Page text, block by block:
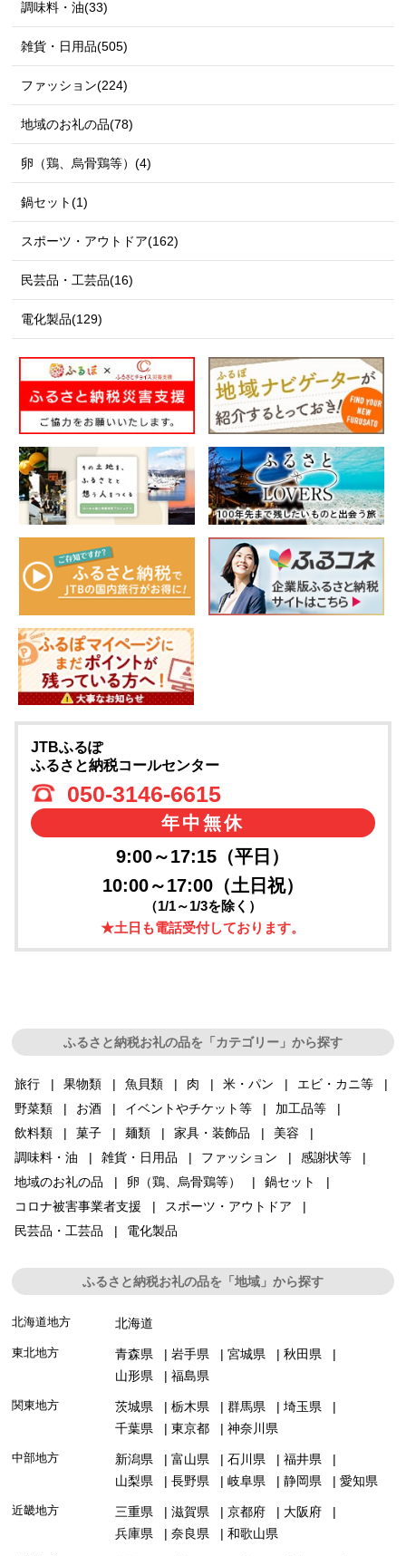
調味料・油(33)
雑貨・日用品(505)
ファッション(224)
地域のお礼の品(78)
卵（鶏、烏骨鶏等）(4)
鍋セット(1)
スポーツ・アウトドア(162)
民芸品・工芸品(16)
電化製品(129)
JTBふるぽ
ふるさと納税コールセンター
050-3146-6615
年中無休
9:00～17:15（平日）
10:00～17:00（土日祝）
（1/1～1/3を除く）
★土日も電話受付しております。
ふるさと納税お礼の品を「カテゴリー」から探す
旅行 果物類 魚貝類 肉 米・パン
エビ・カニ等
野菜類
お酒 イベントやチケット等
加工品等
飲料類
菓子 麺類 家具・装飾品
美容
調味料・油
雑貨・日用品 ファッション
感謝状等
地域のお礼の品
卵（鶏、烏骨鶏等）
鍋セット
コロナ被害事業者支援
スポーツ・アウトドア
民芸品・工芸品
電化製品
ふるさと納税お礼の品を「地域」から探す
北海道地方 北海道
東北地方 青森県 岩手県 宮城県
秋田県
山形県
福島県
関東地方 茨城県 栃木県 群馬県
埼玉県
千葉県
東京都 神奈川県
中部地方 新潟県 富山県 石川県
福井県
山梨県
長野県 岐阜県 静岡県 愛知県
近畿地方 三重県 滋賀県 京都府
大阪府
兵庫県
奈良県 和歌山県